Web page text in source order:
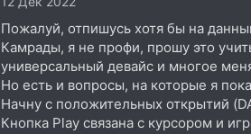
и
и
:
Пожалуй, отпишусь хотя бы на
Камрады, я не профи, прошу это
универсальный девайс и многое
Но есть и вопросы, на которые я
Начну с положительных открытий
Кнопка Play связана с курсором и